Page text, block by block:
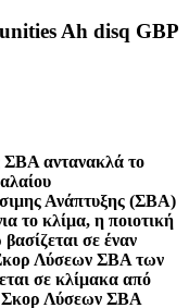
Ah disq GBP
ΣΒΑ αντανακλά το
Ανάπτυξης (ΣΒΑ)
το κλίμα, η ποιοτική
σε έναν
Λύσεων ΣΒΑ των
σε κλίμακα από
Σκορ Λύσεων ΣΒΑ